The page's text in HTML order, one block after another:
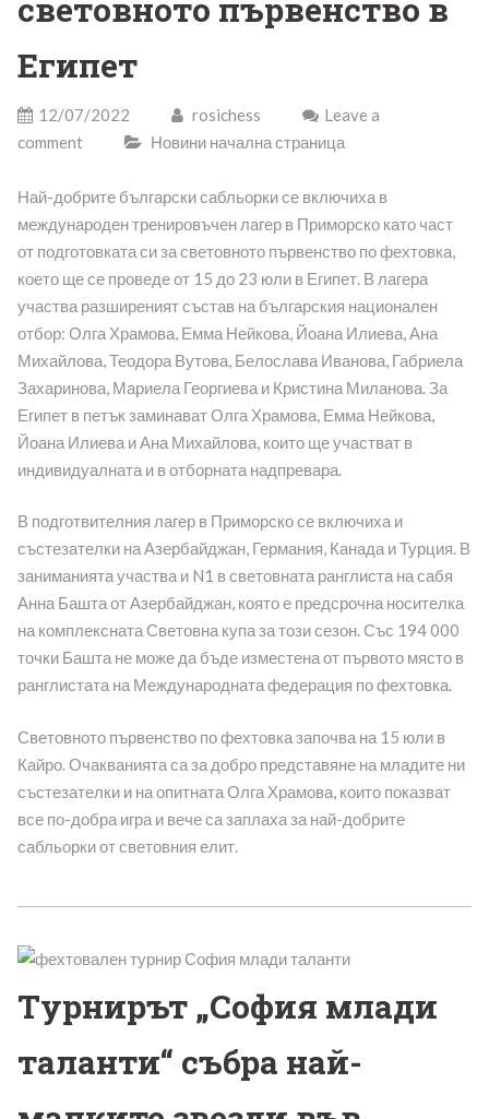
световното първенство в
Египет
12/07/2022 rosichess
Leave a
comment
Новини начална страница
Най-добрите български сабльорки се включиха в
международен тренировъчен лагер в Приморско като част
от подготовката си за световното първенство по фехтовка,
което ще се проведе от 15 до 23 юли в Египет. В лагера
участва разширеният състав на българския национален
отбор: Олга Храмова, Емма Нейкова, Йоана Илиева, Ана
Михайлова, Теодора Вутова, Белослава Иванова, Габриела
Захаринова, Мариела Георгиева и Кристина Миланова. За
Египет в петък заминават Олга Храмова, Емма Нейкова,
Йоана Илиева и Ана Михайлова, които ще участват в
индивидуалната и в отборната надпревара.
В подготвителния лагер в Приморско се включиха и
състезателки на Азербайджан, Германия, Канада и Турция. В
заниманията участва и N1 в световната ранглиста на сабя
Анна Башта от Азербайджан, която е предсрочна носителка
на комплексната Световна купа за този сезон. Със 194 000
точки Башта не може да бъде изместена от първото място в
ранглистата на Международната федерация по фехтовка.
Световното първенство по фехтовка започва на 15 юли в
Кайро. Очакванията са за добро представяне на младите ни
състезателки и на опитната Олга Храмова, които показват
все по-добра игра и вече са заплаха за най-добрите
сабльорки от световния елит.
Турнирът „София млади
таланти“ събра най-